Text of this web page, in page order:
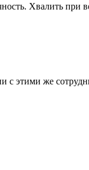
Хвалить при
с этими же